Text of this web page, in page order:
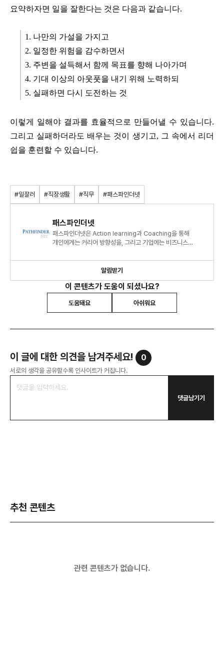
요약하자면 일을 잘한다는 것은 다음과 같습니다.
1. 나만의 가설을 가지고
2. 일정한 위험을 감수하면서
3. 주변을 설득해서 함께 목표를 향해 나아가며
4. 기대 이상의 아웃풋을 내기 위해 노력하되
5. 실패하면 다시 도전하는 것
이렇게 일해야 결과를 효율적으로 만들어낼 수 있습니다.
그리고 실패하더라도 배우는 것이 생기고, 그 속에서 리더
쉽을 훈련할 수 있습니다.
#일잘러 #직장생활 #직무 #패스파인더넷
패스파인더넷
패스파인더넷은 Action learning과 Coaching을 통해
개인에게는 커리어 방향성을, 그리고 기업에는 비즈니스
알림받기
이 콘텐츠가 도움이 되셨나요?
도움돼요 아쉬워요
이 글에 대한 의견을 남겨주세요! 0
서로의 생각을 공유할수록 인사이트가 커집니다.
댓글남기기
추천 콘텐츠
관련 콘텐츠가 없습니다.